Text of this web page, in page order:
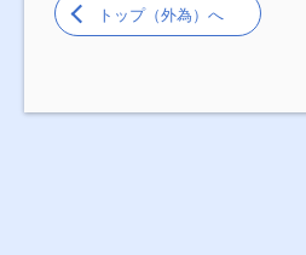
トップ（外為）へ